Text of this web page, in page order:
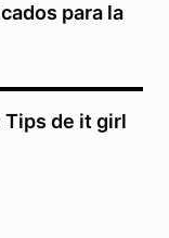
para la
Tips de it girl